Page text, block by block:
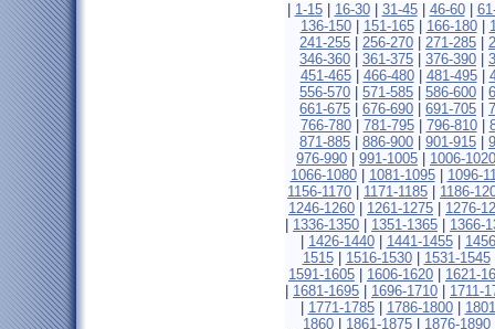
1-15| 16-30| 31-45| 46-60|
136-150| 151-165| 166-180|
241-255
256-270 271-285
346-360
361-375 376-390
451-465| 466-480| 481-495|
556-570
571-585 586-600
661-675
676-690 691-705
766-780| 781-795| 796-810|
871-885
886-900 901-915
976-990
991-1005
1006-1020
1066-1080| 1081-1095| 1096-
1156-1170
1171-1185
1186-
1246-1260
1261-1275
1276-
1336-1350 1351-1365
1366-
1426-1440| 1441-1455|
1515| 1516-1530| 1531-1545
1591-1605
1606-1620
1621-
1681-1695 1696-1710
1711-
1771-1785| 1786-1800|
1860| 1861-1875| 1876-1890